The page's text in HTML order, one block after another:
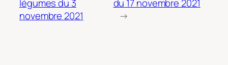
légumes du 3
novembre 2021
du 17 novembre 2021
→